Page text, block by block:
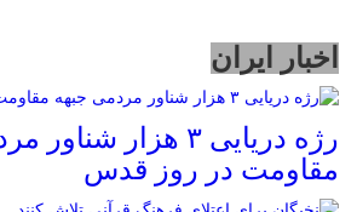
اخبار ایران
رژه دریایی ۳ هزار
مقاومت در روز قدس